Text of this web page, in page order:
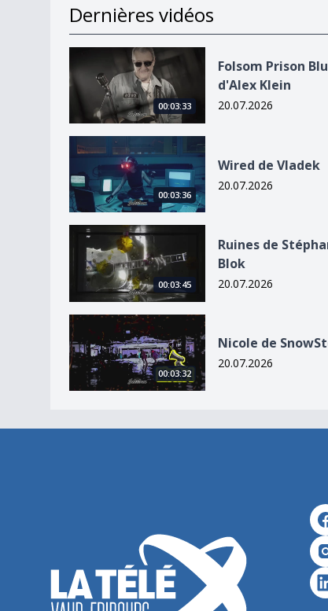
Dernières vidéos
Folsom Prison Blues d&#039;Alex Klein
00:03:33
Folsom Prison
d'Alex Klein
20.07.2026
Wired de Vladek
00:03:36
Wired de Vladek
20.07.2026
Ruines de Stéphane Blok
00:03:45
Ruines de
Blok
20.07.2026
Nicole de SnowStorm
00:03:32
Nicole de
20.07.2026